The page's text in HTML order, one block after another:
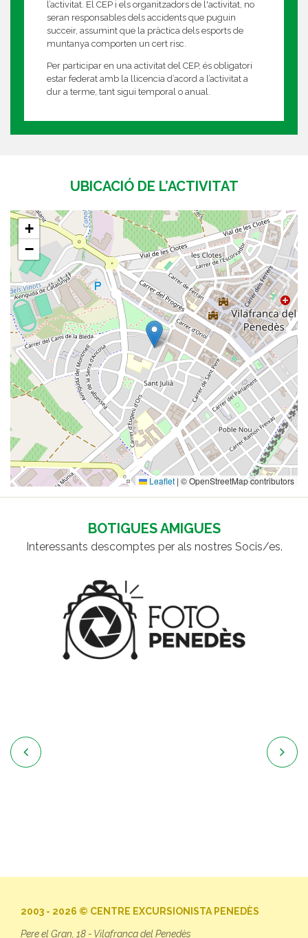
l’activitat. El CEP i els organitzadors de l'activitat, no
seran responsables dels accidents que puguin
succeir, assumint que la pràctica dels esports de
muntanya comporten un cert risc.
Per participar en una activitat del CEP, és obligatori
estar federat amb la llicencia d’acord a l’activitat a
dur a terme, tant sigui temporal o anual.
UBICACIÓ DE L’ACTIVITAT
+
−
Leaflet | © OpenStreetMap contributors
BOTIGUES AMIGUES
Interessants descomptes per als nostres Socis/es.
 
2003 - 2026 © CENTRE EXCURSIONISTA PENEDÈS
Pere el Gran, 18 - Vilafranca del Penedès